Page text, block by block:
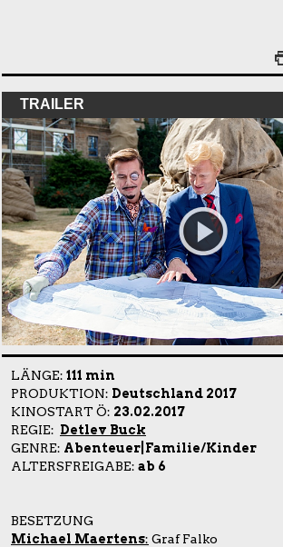
TRAILER
LÄNGE: 111 min
PRODUKTION: Deutschland 2017
KINOSTART Ö: 23.02.2017
REGIE: Detlev Buck
GENRE: Abenteuer|Familie/Kinder
ALTERSFREIGABE: ab 6
BESETZUNG
Michael Maertens: Graf Falko